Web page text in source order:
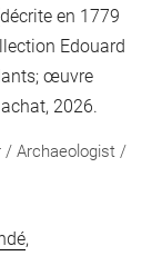
en 1779
Edouard
œuvre
2026.
/ Archaeologist /
,